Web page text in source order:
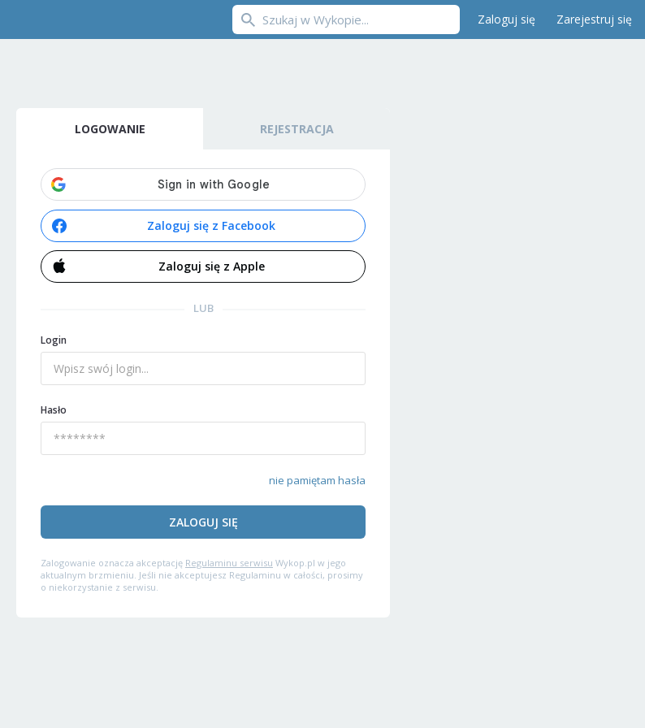
Zaloguj się Zarejestruj się
LOGOWANIE REJESTRACJA
Zaloguj się z Facebook
Zaloguj się z Apple
LUB
Login
Hasło
nie pamiętam hasła
ZALOGUJ SIĘ
Zalogowanie oznacza akceptację Regulaminu serwisu Wykop.pl w jego
aktualnym brzmieniu. Jeśli nie akceptujesz Regulaminu w całości, prosimy
o niekorzystanie z serwisu.